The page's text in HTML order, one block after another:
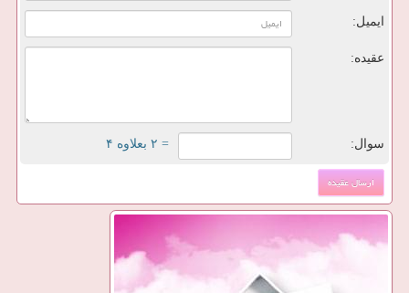
ایمیل:
عقیده:
سوال: = ۲ بعلاوه ۴